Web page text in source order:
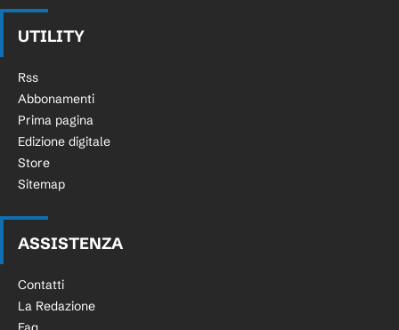
UTILITY
Rss
Abbonamenti
Prima pagina
Edizione digitale
Store
Sitemap
ASSISTENZA
Contatti
La Redazione